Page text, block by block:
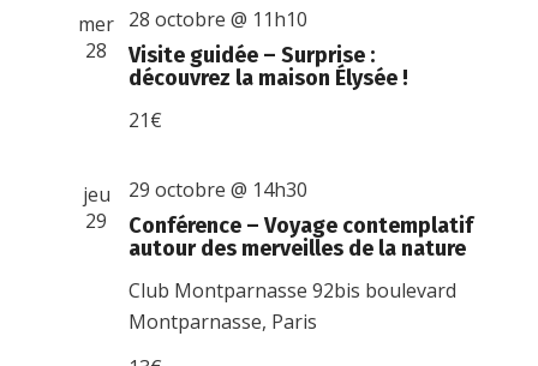
mer
28
Visite guidée – Surprise :
découvrez la maison Élysée !
28 octobre @ 11h10
21€
jeu
29
Conférence – Voyage contemplatif
autour des merveilles de la nature
29 octobre @ 14h30
Club Montparnasse92bis boulevard
Montparnasse, Paris